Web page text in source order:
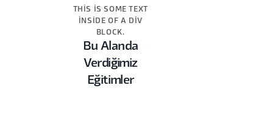
THIS IS SOME TEXT
INSIDE OF A DIV
BLOCK.
Bu Alanda
Verdiğimiz
Eğitimler